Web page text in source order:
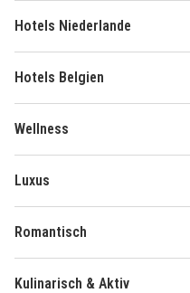
Hotels Niederlande
Hotels Belgien
Wellness
Luxus
Romantisch
Kulinarisch & Aktiv